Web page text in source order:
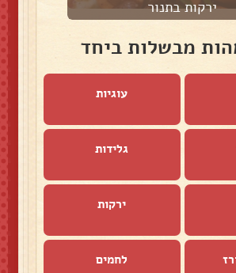
ירקות בתנור
מבשלות ביחד
עוגיות
גלידות
ירקות
לחמים